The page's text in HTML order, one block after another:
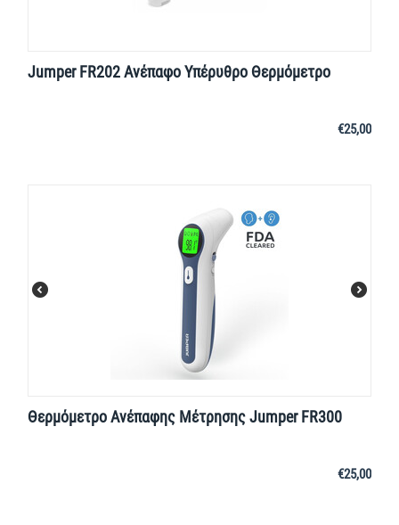
Jumper FR202 Ανέπαφο Υπέρυθρο Θερμόμετρο
€25,00
Θερμόμετρο Ανέπαφης Μέτρησης Jumper FR300
€25,00